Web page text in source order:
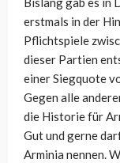
erstmals in der
Pflichtspiele
dieser Partien
einer Siegquote
Gegen alle
die Historie für
Gut und gerne
Arminia nennen.